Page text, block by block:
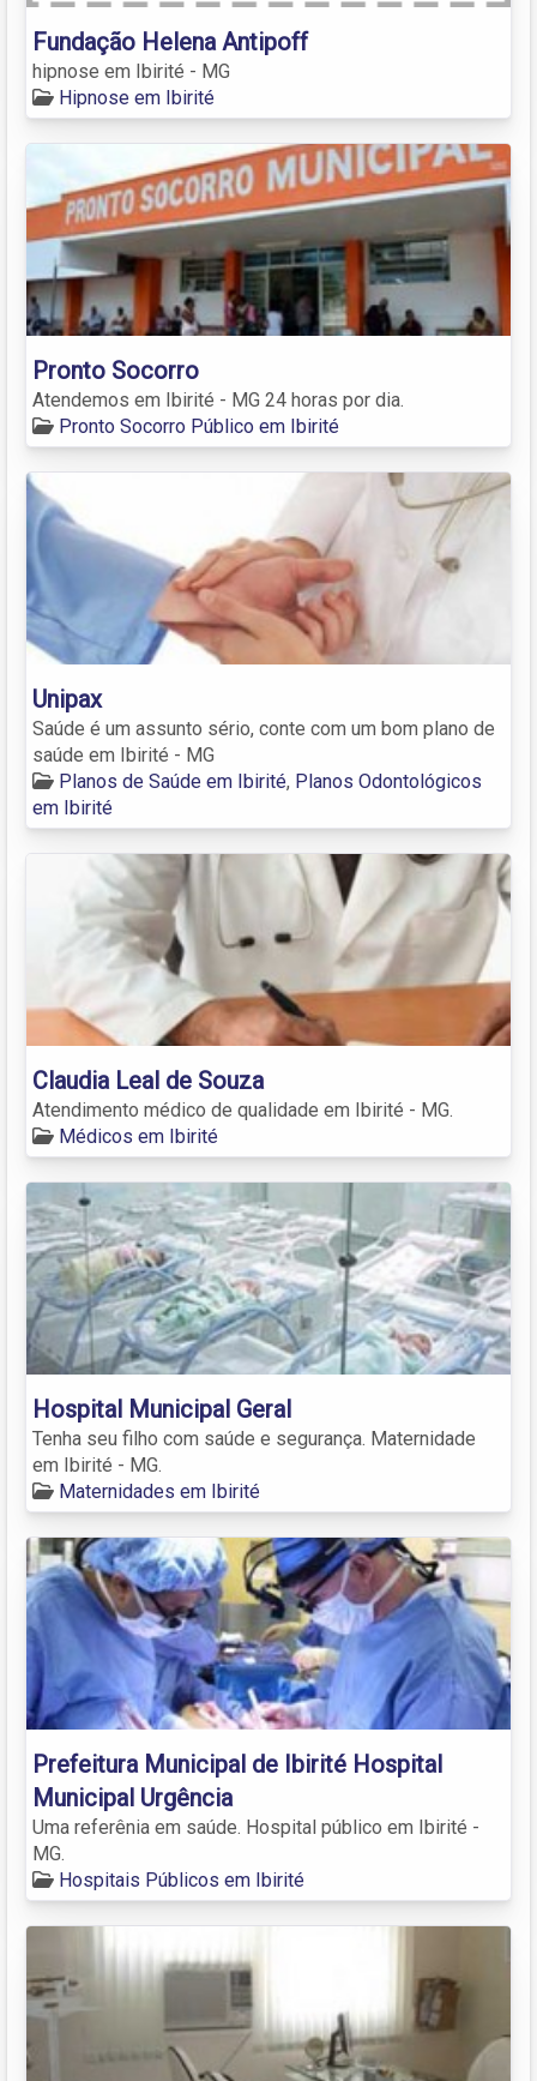
Fundação Helena Antipoff
hipnose em Ibirité - MG
Hipnose em Ibirité
Pronto Socorro
Atendemos em Ibirité - MG 24 horas por dia.
Pronto Socorro Público em Ibirité
Unipax
Saúde é um assunto sério, conte com um bom plano de
saúde em Ibirité - MG
Planos de Saúde em Ibirité, Planos Odontológicos
em Ibirité
Claudia Leal de Souza
Atendimento médico de qualidade em Ibirité - MG.
Médicos em Ibirité
Hospital Municipal Geral
Tenha seu filho com saúde e segurança. Maternidade
em Ibirité - MG.
Maternidades em Ibirité
Prefeitura Municipal de Ibirité Hospital
Municipal Urgência
Uma referênia em saúde. Hospital público em Ibirité -
MG.
Hospitais Públicos em Ibirité